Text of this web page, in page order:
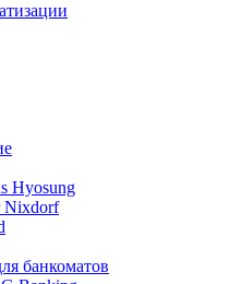
Hyosung
Nixdorf
банкоматов